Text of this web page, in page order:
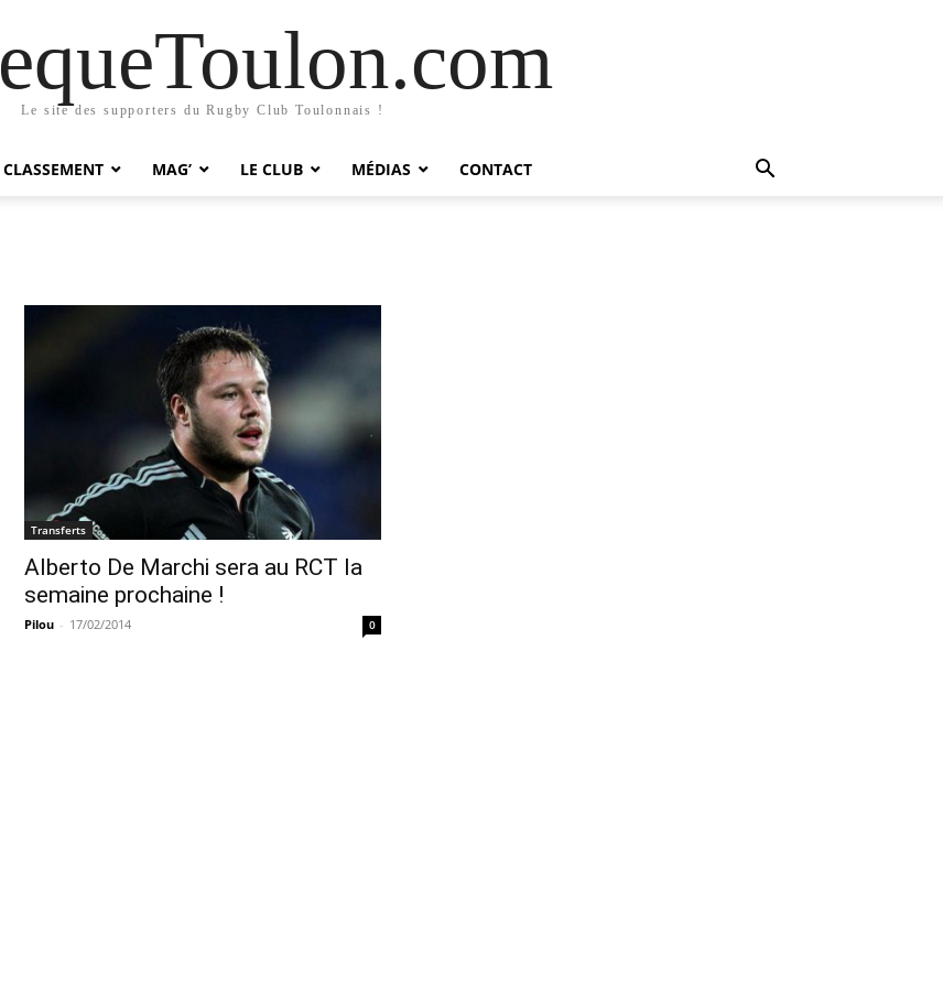
Le site des supporters du Rugby Club Toulonnais !
CLASSEMENT MAG’ LE CLUB MÉDIAS CONTACT
Transferts
Alberto De Marchi sera au RCT la
semaine prochaine !
Pilou - 17/02/2014 0